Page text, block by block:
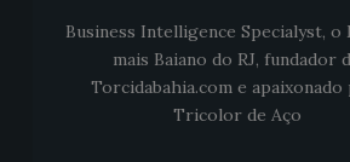
Business Intelligence Specialyst, o
mais Baiano do RJ, fundador
Torcidabahia.com e apaixonado
Tricolor de Aço